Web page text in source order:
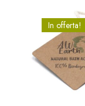
In offerta!